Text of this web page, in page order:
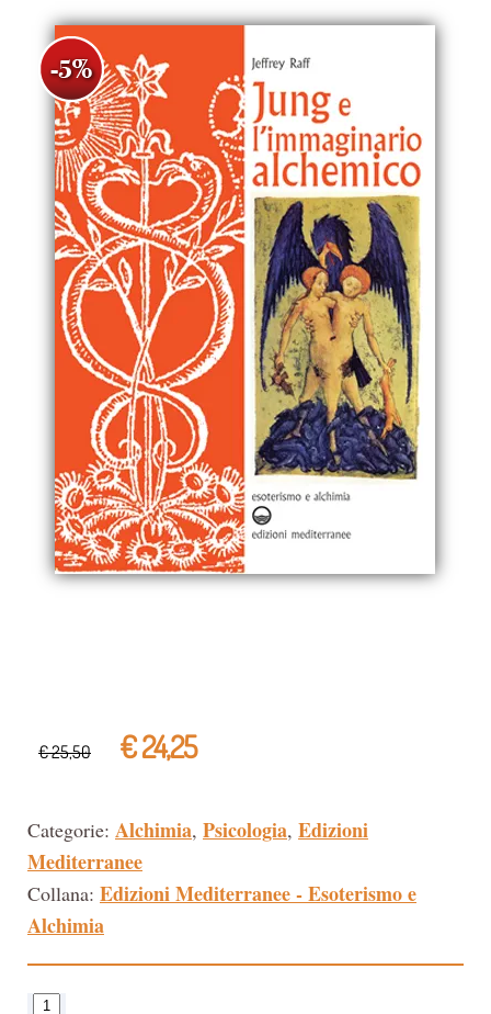
€ 25,50 € 24,25
Categorie: Alchimia, Psicologia, Edizioni
Mediterranee
Collana: Edizioni Mediterranee - Esoterismo e
Alchimia